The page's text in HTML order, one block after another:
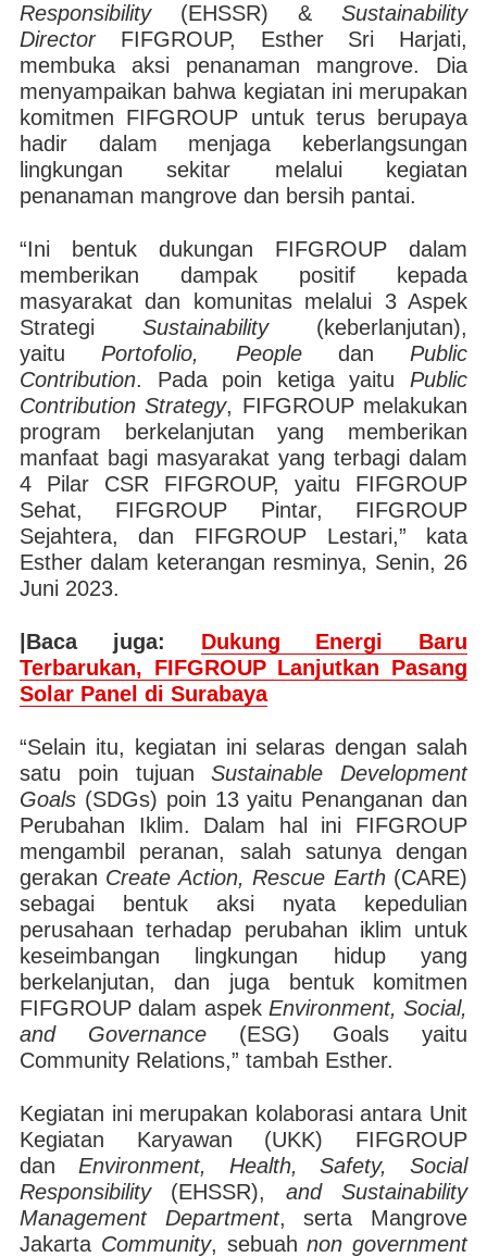
Responsibility(EHSSR) &Sustainability
DirectorFIFGROUP, Esther Sri Harjati,
membuka aksi penanaman mangrove. Dia
menyampaikan bahwa kegiatan ini merupakan
komitmen FIFGROUP untuk terus berupaya
hadir dalam menjaga keberlangsungan
lingkungan sekitar melalui kegiatan
penanaman mangrove dan bersih pantai.
“Ini bentuk dukungan FIFGROUP dalam
memberikan dampak positif kepada
masyarakat dan komunitas melalui 3 Aspek
Strategi Sustainability(keberlanjutan),
yaitu Portofolio, Peopledan Public
Contribution. Pada poin ketiga yaitu Public
Contribution Strategy, FIFGROUP melakukan
program berkelanjutan yang memberikan
manfaat bagi masyarakat yang terbagi dalam
4 Pilar CSR FIFGROUP, yaitu FIFGROUP
Sehat, FIFGROUP Pintar, FIFGROUP
Sejahtera, dan FIFGROUP Lestari,” kata
Esther dalam keterangan resminya, Senin, 26
Juni 2023.
|Baca juga: Dukung Energi Baru
Terbarukan, FIFGROUP Lanjutkan Pasang
Solar Panel di Surabaya
“Selain itu, kegiatan ini selaras dengan salah
satu poin tujuanSustainable Development
Goals(SDGs) poin 13 yaitu Penanganan dan
Perubahan Iklim. Dalam hal ini FIFGROUP
mengambil peranan, salah satunya dengan
gerakan Create Action, Rescue Earth (CARE)
sebagai bentuk aksi nyata kepedulian
perusahaan terhadap perubahan iklim untuk
keseimbangan lingkungan hidup yang
berkelanjutan, dan juga bentuk komitmen
FIFGROUP dalam aspek Environment, Social,
and Governance(ESG) Goals yaitu
Community Relations,” tambah Esther.
Kegiatan ini merupakan kolaborasi antara Unit
Kegiatan Karyawan (UKK) FIFGROUP
dan Environment, Health, Safety, Social
Responsibility(EHSSR), and Sustainability
Management Department, serta Mangrove
Jakarta Community, sebuahnon government